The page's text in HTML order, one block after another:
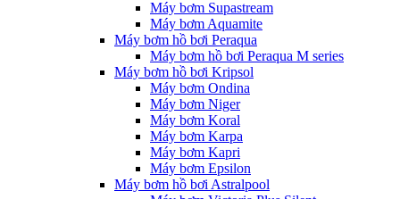
Máy bơm Supastream
Máy bơm Aquamite
Máy bơm hồ bơi Peraqua
Máy bơm hồ bơi Peraqua M series
Máy bơm hồ bơi Kripsol
Máy bơm Ondina
Máy bơm Niger
Máy bơm Koral
Máy bơm Karpa
Máy bơm Kapri
Máy bơm Epsilon
Máy bơm hồ bơi Astralpool